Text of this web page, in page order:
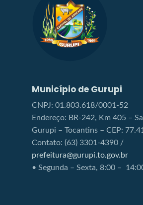
Município de Gurupi
CNPJ: 01.803.618/0001-52
Endereço: BR-242, Km 405 –
Gurupi – Tocantins – CEP:
Contato: (63) 3301-4390 /
prefeitura@gurupi.to.gov.br
• Segunda – Sexta, 8:00 –